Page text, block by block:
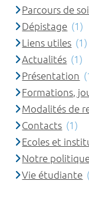
Parcours de
Dépistage (1)
Liens utiles (1)
Actualités (1)
Présentation
Formations,
Modalités de
Contacts (1)
Ecoles et
Notre
Vie étudiante